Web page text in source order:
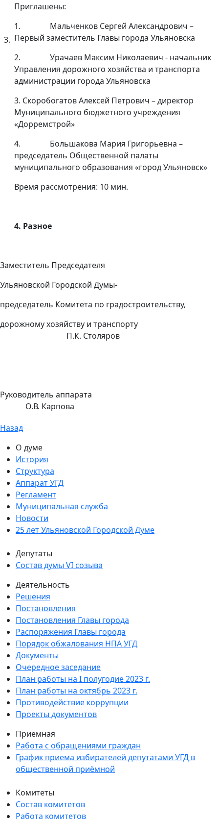
3.
Приглашены:
1. Мальченков Сергей Александрович –
Первый заместитель Главы города Ульяновска
2. Урачаев Максим Николаевич - начальник
Управления дорожного хозяйства и транспорта
администрации города Ульяновска
3. Скоробогатов Алексей Петрович – директор
Муниципального бюджетного учреждения
«Дорремстрой»
4. Большакова Мария Григорьевна –
председатель Общественной палаты
муниципального образования «город Ульяновск»
Время рассмотрения: 10 мин.
4. Разное
Заместитель Председателя
Ульяновской Городской Думы-
председатель Комитета по градостроительству,
дорожному хозяйству и транспорту
П.К. Столяров
Руководитель аппарата
О.В. Карпова
Назад
О думе
История
Структура
Аппарат УГД
Регламент
Муниципальная служба
Новости
25 лет Ульяновской Городской Думе
Депутаты
Состав думы VI созыва
Деятельность
Решения
Постановления
Постановления Главы города
Распоряжения Главы города
Порядок обжалования НПА УГД
Документы
Очередное заседание
План работы на I полугодие 2023 г.
План работы на октябрь 2023 г.
Противодействие коррупции
Проекты документов
Приемная
Работа с обращениями граждан
График приема избирателей депутатами УГД в
общественной приёмной
Комитеты
Состав комитетов
Работа комитетов